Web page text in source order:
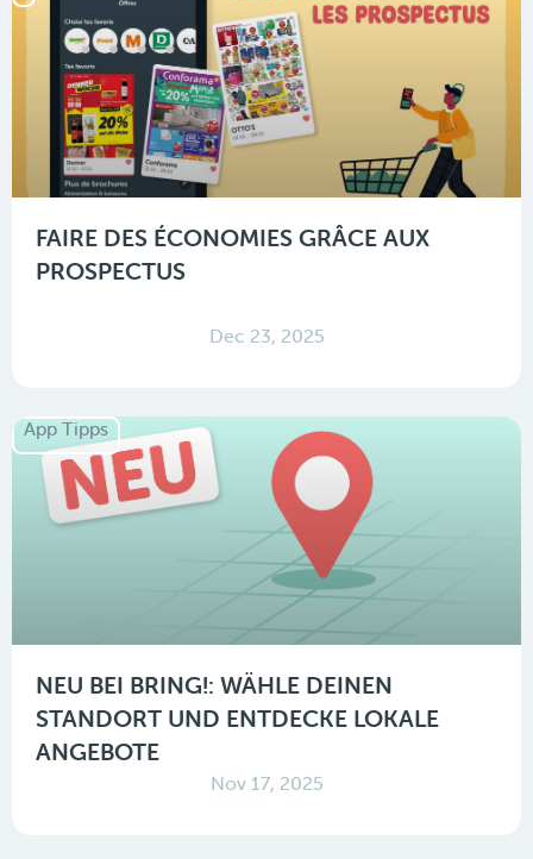
FAIRE DES ÉCONOMIES GRÂCE AUX
PROSPECTUS
Dec 23, 2025
App Tipps
NEU BEI BRING!: WÄHLE DEINEN
STANDORT UND ENTDECKE LOKALE
ANGEBOTE
Nov 17, 2025